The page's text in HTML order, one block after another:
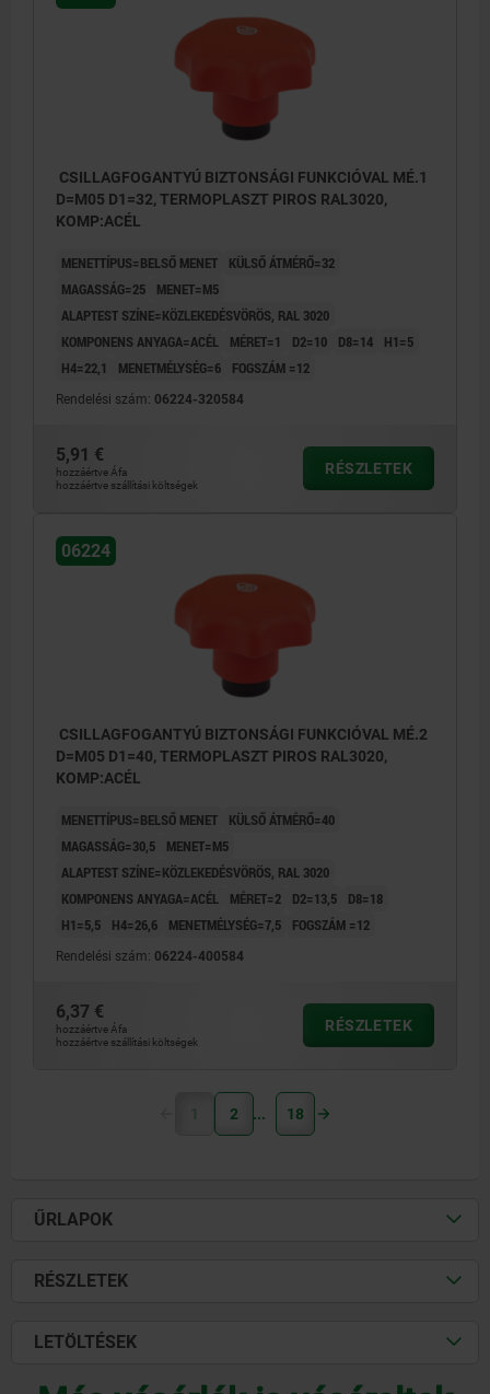
CSILLAGFOGANTYÚ BIZTONSÁGI FUNKCIÓVAL MÉ.1
D=M05 D1=32, TERMOPLASZT PIROS RAL3020,
KOMP:ACÉL
MENETTÍPUS=BELSŐ MENET
KÜLSŐ ÁTMÉRŐ=32
MAGASSÁG=25
MENET=M5
ALAPTEST SZÍNE=KÖZLEKEDÉSVÖRÖS, RAL 3020
KOMPONENS ANYAGA=ACÉL
MÉRET=1 D2=10 D8=14
H1=5
H4=22,1
MENETMÉLYSÉG=6 FOGSZÁM =12
Rendelési szám: 06224-320584
5,91 €
hozzáértve Áfa
hozzáértve szállítási költségek
RÉSZLETEK
06224
CSILLAGFOGANTYÚ BIZTONSÁGI FUNKCIÓVAL MÉ.2
D=M05 D1=40, TERMOPLASZT PIROS RAL3020,
KOMP:ACÉL
MENETTÍPUS=BELSŐ MENET
KÜLSŐ ÁTMÉRŐ=40
MAGASSÁG=30,5
MENET=M5
ALAPTEST SZÍNE=KÖZLEKEDÉSVÖRÖS, RAL 3020
KOMPONENS ANYAGA=ACÉL
MÉRET=2 D2=13,5
D8=18
H1=5,5
H4=26,6 MENETMÉLYSÉG=7,5 FOGSZÁM =12
Rendelési szám: 06224-400584
6,37 €
hozzáértve Áfa
hozzáértve szállítási költségek
RÉSZLETEK
1 2 18
ŰRLAPOK
RÉSZLETEK
LETÖLTÉSEK